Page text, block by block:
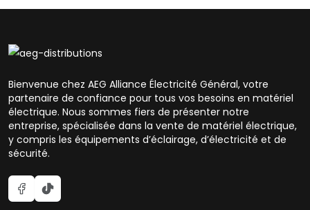
Bienvenue chez AEG Alliance Électricité Général, votre
partenaire de confiance pour tous vos besoins en matériel
électrique. Nous sommes fiers de présenter notre
entreprise, spécialisée dans la vente de matériel électrique,
y compris les équipements d’éclairage, d’électricité et de
sécurité.